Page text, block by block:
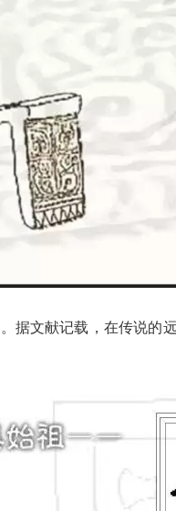
文献记载，在传说的远